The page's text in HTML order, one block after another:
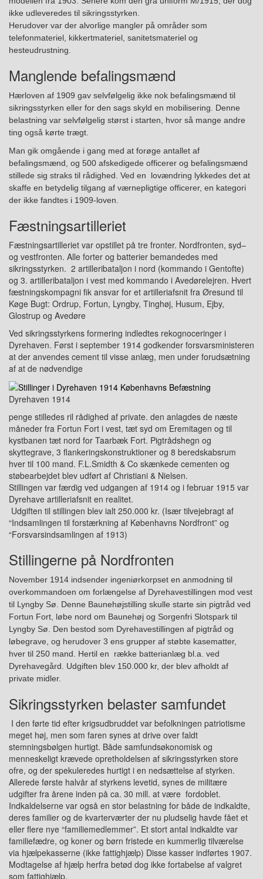
ikke udleveredes til sikringsstyrken.
Herudover var der alvorlige mangler på områder som
telefonmateriel, kikkertmateriel, sanitetsmateriel og
hesteudrustning.
Manglende befalingsmænd
Hærloven af 1909 gav selvfølgelig ikke nok befalingsmænd til
sikringsstyrken eller for den sags skyld en mobilisering. Denne
belastning var selvfølgelig størst i starten, hvor så mange andre
ting også kørte trægt.
Man gik omgående i gang med at forøge antallet af
befalingsmænd, og 500 afskedigede officerer og befalingsmænd
stillede sig straks til rådighed. Ved en lovændring lykkedes det at
skaffe en betydelig tilgang af værnepligtige officerer, en kategori
der ikke fandtes i 1909-loven.
Fæstningsartilleriet
Fæstningsartilleriet var opstillet på tre fronter. Nordfronten, syd–
og vestfronten. Alle forter og batterier bemandedes med
sikringsstyrken. 2 artilleribataljon i nord (kommando i Gentofte)
og 3. artilleribataljon i vest med kommando i Avedørelejren. Hvert
fæstningskompagni fik ansvar for et artilleriafsnit fra Øresund til
Køge Bugt: Ordrup, Fortun, Lyngby, Tinghøj, Husum, Ejby,
Glostrup og Avedøre
Ved sikringsstyrkens formering indledtes rekognoceringer i
Dyrehaven. Først i september 1914 godkender forsvarsministeren
at der anvendes cement til visse anlæg, men under forudsætning
af at de nødvendige
Dyrehaven 1914
penge stilledes ril rådighed af private. den anlagdes de næste
måneder fra Fortun Fort i vest, tæt syd om Eremitagen og til
kystbanen tæt nord for Taarbæk Fort. Pigtrådshegn og
skyttegrave, 3 flankeringskonstruktioner og 8 beredskabsrum
hver til 100 mand. F.L.Smidth & Co skænkede cementen og
støbearbejdet blev udført af Christiani & Nielsen.
Stillingen var færdig ved udgangen af 1914 og i februar 1915 var
Dyrehave artilleriafsnit en realitet.
Udgiften til stillingen blev ialt 250.000 kr. (Især tilvejebragt af
“Indsamlingen til forstærkning af Københavns Nordfront” og
“Forsvarsindsamlingen af 1913)
Stillingerne på Nordfronten
November 1914 indsender ingeniørkorpset en anmodning til
overkommandoen om forlængelse af Dyrehavestillingen mod vest
til Lyngby Sø. Denne Baunehøjstilling skulle starte sin pigtråd ved
Fortun Fort, løbe nord om Baunehøj og Sorgenfri Slotspark til
Lyngby Sø. Den bestod som Dyrehavestillingen af pigtråd og
løbegrave, og herudover 3 ens grupper af støbte kasematter,
hver til 250 mand. Hertil en række batterianlæg bl.a. ved
Dyrehavegård.
Udgiften blev 150 000 kr, der blev afholdt af
private midler.
Sikringsstyrken belaster samfundet
I den førte tid efter krigsudbruddet var befolkningen patriotisme
meget høj, men som faren synes at drive over faldt
stemningsbølgen hurtigt. Både samfundsøkonomisk og
menneskeligt krævede opretholdelsen af sikringsstyrken store
ofre, og der spekuleredes hurtigt i en nedsættelse af styrken.
Allerede første halvår af styrkens levetid, synes de militære
udgifter fra årene inden på ca. 30 mill. at være fordoblet.
Indkaldelserne var også en stor belastning for både de indkaldte,
deres familier og de kvarterværter der nu pludselig havde fået et
eller flere nye “familiemedlemmer”. Et stort antal indkaldte var
familiefædre, og koner og børn fristede en kummerlig tilværelse
via hjælpekasserne (ikke fattighjælp) Disse kasser indførtes 1907.
Modtagelse af hjælp herfra betød dog ikke fortabelse af valgret
som fattighjælp.